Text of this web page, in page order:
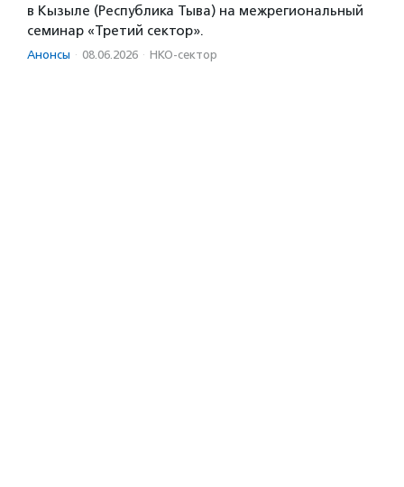
в Кызыле (Республика Тыва) на межрегиональный
семинар «Третий сектор».
Анонсы · 08.06.2026 · НКО-сектор